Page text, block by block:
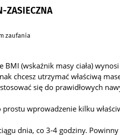
ZASIECZNA
zaufania
BMI (wskaźnik masy ciała)
chcesz utrzymać właściwą
się do prawidłowych
wprowadzenie kilku
dnia, co 3-4 godziny.